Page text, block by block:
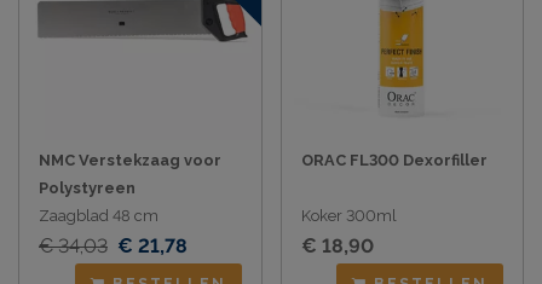
NMC Verstekzaag voor
Polystyreen
Zaagblad 48 cm
€ 34,03 € 21,78
ORAC FL300 Dexorfiller
Koker 300ml
€ 18,90